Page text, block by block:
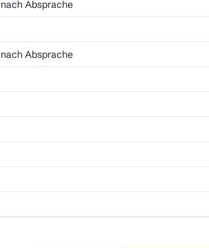
nach Absprache
nach Absprache